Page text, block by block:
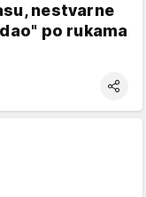
nestvarne
po rukama